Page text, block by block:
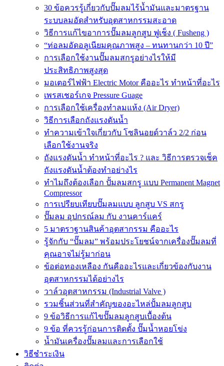
30 ข้อควรรู้เกี่ยวกับปั๊มลมไร้น้ำมันและมาตรฐาน
ระบบลมอัดสำหรับอุตสาหกรรมสะอาด
วิธีการแก้ไขอาการปั๊มลมลูกสูบ ฟูเช็ง ( Fusheng )
“ท่อลมอัดอลูเนียมคุณภาพสูง – ทนทานกว่า 10 ปี”
การเลือกใช้งานปั๊มลมสกรูอย่างไรให้มี
ประสิทธิภาพสูงสุด
มอเตอร์ไฟฟ้า Electric Motor คืออะไร ทำหน้าที่อะไร
เพรสเชอร์เกจ Pressure Guage
การเลือกใช้เครื่องทำลมแห้ง (Air Dryer)
วิธีการเลือกถังแรงดันน้ำ
ทำความเข้าใจเกี่ยวกับ โซลินอยด์วาล์ว 2/2 ก่อน
เลือกใช้งานจริง
ถังแรงดันน้ำ ทำหน้าที่อะไร ? และ วิธีการตรวจเช็ค
ถังแรงดันน้ำต้องทำอย่างไร
ทำไมถึงต้องเลือก ปั้มลมสกรู แบบ Permanent Magnet
Compressor
การเปรียบเทียบปั๊มลมแบบ ลูกสูบ VS สกรู
ปั๊มลม อุปกรณ์ลม กับ งานคาร์แคร์
5 มาตราฐานสินค้าอุตสากรรม คืออะไร
รู้จักกับ “ปั๊มลม” พร้อมประโยชน์จากเครื่องปั๊มลมที่
คุณอาจไม่รู้มาก่อน
ข้อต่อทองเหลือง กันคืออะไรและเกี่ยวข้องกับงาน
อุตสาหกรรมได้อย่างไร
วาล์วอุตสาหกรรม (Industrial Valve )
รวมชิ้นส่วนที่สำคัญของอะไหล่ปั้มลมลูกสูบ
9 ข้อวิธีการแก้ไขปั๊มลมลูกสูบเบื้องต้น
9 ข้อ ที่ควรรู้ก่อนการติดตั้ง ปั๊มน้ำหอยโข่ง
น้ำมันเครื่องปั๊มลมและการเลือกใช้
วิธีชำระเงิน